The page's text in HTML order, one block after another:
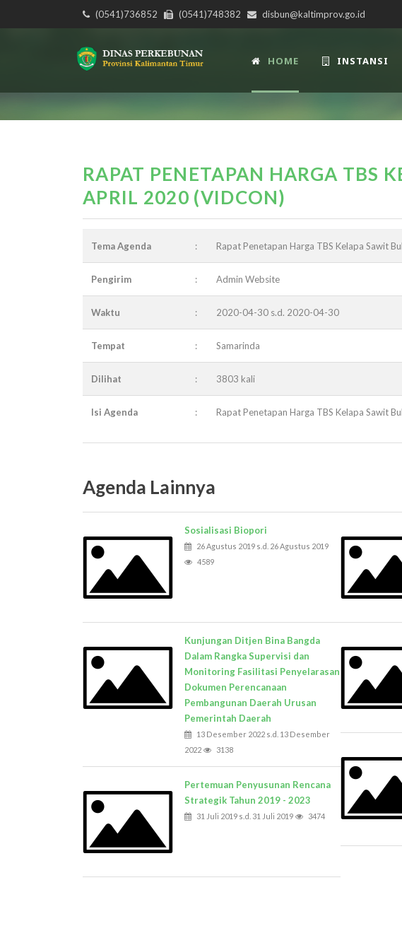
(0541)736852 (0541)748382 disbun@kaltimprov.go.id
HOME INSTANSI
RAPAT PENETAPAN HARGA TBS
APRIL 2020 (VIDCON)
Tema Agenda : Rapat Penetapan Harga TBS Kelapa Sawit
Pengirim : Admin Website
Waktu : 2020-04-30 s.d. 2020-04-30
Tempat : Samarinda
Dilihat : 3803 kali
Isi Agenda : Rapat Penetapan Harga TBS Kelapa Sawit
Agenda Lainnya
Sosialisasi Biopori
26 Agustus 2019 s.d. 26 Agustus 2019
4589
Kunjungan Ditjen Bina Bangda
Dalam Rangka Supervisi dan
Monitoring Fasilitasi Penyelarasan
Dokumen Perencanaan
Pembangunan Daerah Urusan
Pemerintah Daerah
13 Desember 2022 s.d. 13 Desember
2022
3138
Pertemuan Penyusunan Rencana
Strategik Tahun 2019 - 2023
31 Juli 2019 s.d. 31 Juli 2019 3474